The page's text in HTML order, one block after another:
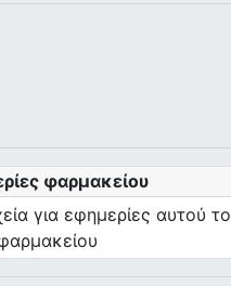
φαρμακείου
για εφημερίες αυτού